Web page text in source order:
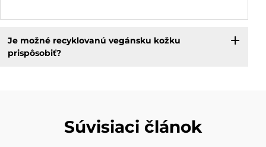
Je možné recyklovanú vegánsku kožku
prispôsobiť?
Súvisiaci článok